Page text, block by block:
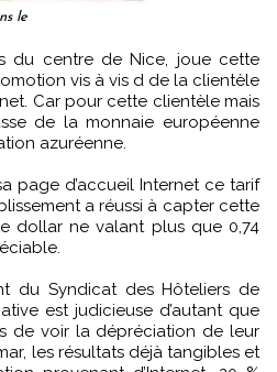
le
vis à vis d de la clientèle
Car pour cette clientèle mais
de la monnaie européenne
azuréenne.
page d’accueil Internet ce tarif
a réussi à capter cette
dollar ne valant plus que 0,74
du Syndicat des Hôteliers de
est judicieuse d’autant que
de voir la dépréciation de leur
les résultats déjà tangibles et